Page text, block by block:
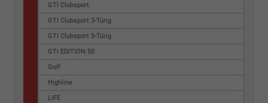
GTI Clubsport
GTI Clubsport 3-Türig
GTI Clubsport 5-Türig
GTI EDITION 50
Golf
Highline
LIFE